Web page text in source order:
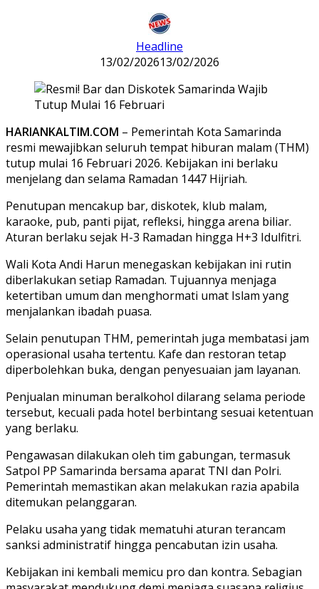
Headline
13/02/202613/02/2026
HARIANKALTIM.COM – Pemerintah Kota Samarinda
resmi mewajibkan seluruh tempat hiburan malam (THM)
tutup mulai 16 Februari 2026. Kebijakan ini berlaku
menjelang dan selama Ramadan 1447 Hijriah.
Penutupan mencakup bar, diskotek, klub malam,
karaoke, pub, panti pijat, refleksi, hingga arena biliar.
Aturan berlaku sejak H-3 Ramadan hingga H+3 Idulfitri.
Wali Kota Andi Harun menegaskan kebijakan ini rutin
diberlakukan setiap Ramadan. Tujuannya menjaga
ketertiban umum dan menghormati umat Islam yang
menjalankan ibadah puasa.
Selain penutupan THM, pemerintah juga membatasi jam
operasional usaha tertentu. Kafe dan restoran tetap
diperbolehkan buka, dengan penyesuaian jam layanan.
Penjualan minuman beralkohol dilarang selama periode
tersebut, kecuali pada hotel berbintang sesuai ketentuan
yang berlaku.
Pengawasan dilakukan oleh tim gabungan, termasuk
Satpol PP Samarinda bersama aparat TNI dan Polri.
Pemerintah memastikan akan melakukan razia apabila
ditemukan pelanggaran.
Pelaku usaha yang tidak mematuhi aturan terancam
sanksi administratif hingga pencabutan izin usaha.
Kebijakan ini kembali memicu pro dan kontra. Sebagian